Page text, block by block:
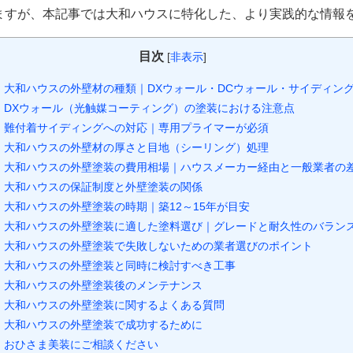
すが、本記事では大和ハウスに特化した、より実践的な情報
目次 [非表示]
大和ハウスの外壁材の種類｜DXウォール・DCウォール・サイディン
DXウォール（光触媒コーティング）の塗装における注意点
難付着サイディングへの対応｜専用プライマーが必須
大和ハウスの外壁材の厚さと目地（シーリング）処理
大和ハウスの外壁塗装の費用相場｜ハウスメーカー経由と一般業者の
大和ハウスの保証制度と外壁塗装の関係
大和ハウスの外壁塗装の時期｜築12～15年が目安
大和ハウスの外壁塗装に適した塗料選び｜グレードと耐久性のバラン
大和ハウスの外壁塗装で失敗しないための業者選びのポイント
大和ハウスの外壁塗装と同時に検討すべき工事
大和ハウスの外壁塗装後のメンテナンス
大和ハウスの外壁塗装に関するよくある質問
大和ハウスの外壁塗装で成功するために
おひさま美装にご相談ください